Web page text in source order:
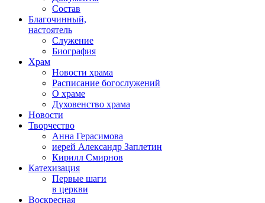
Состав
Благочинный,
настоятель
Служение
Биография
Храм
Новости храма
Расписание богослужений
О храме
Духовенство храма
Новости
Творчество
Анна Герасимова
иерей Александр Заплетин
Кирилл Смирнов
Катехизация
Первые шаги
в церкви
Воскресная